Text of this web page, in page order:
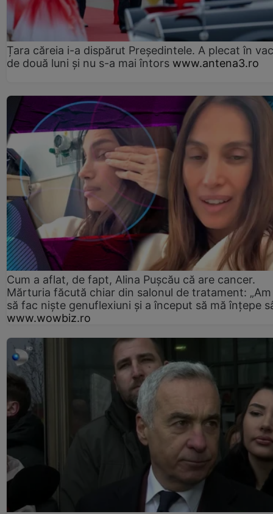
Țara căreia i-a dispărut Președintele. A plecat în
de două luni și nu s-a mai întors www.antena3.ro
Cum a aflat, de fapt, Alina Pușcău că are cancer.
Mărturia făcută chiar din salonul de tratament:
să fac niște genuflexiuni și a început să mă înțepe
www.wowbiz.ro